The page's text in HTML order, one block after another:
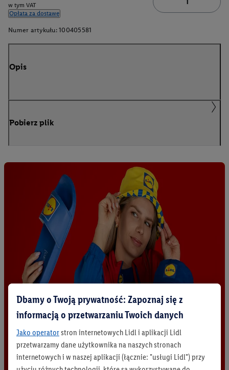
w tym VAT
Opłata za dostawę
Numer artykułu: 100405581
Opis
Pobierz plik
Dbamy o Twoją prywatność: Zapoznaj się z
informacją o przetwarzaniu Twoich danych
Jako operatorstron internetowych Lidl i aplikacji Lidl
przetwarzamy dane użytkownika na naszych stronach
internetowych i w naszej aplikacji (łącznie: "usługi Lidl") przy